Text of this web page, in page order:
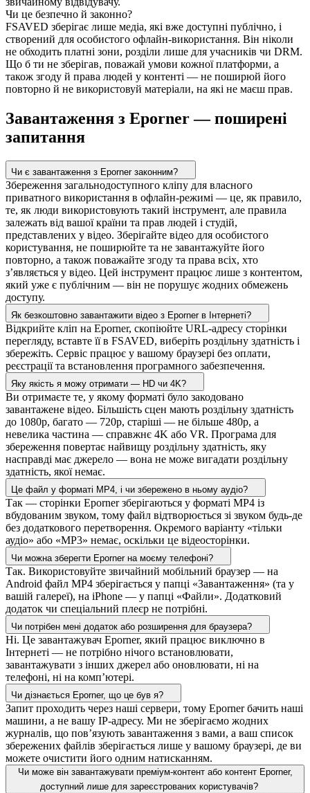
Чи це безпечно й законно?
FSAVED зберігає лише медіа, які вже доступні публічно, і
створений для особистого офлайн-використання. Він ніколи
не обходить платні зони, розділи лише для учасників чи DRM.
Що б ти не зберігав, поважай умови кожної платформи, а
також згоду й права людей у контенті — не поширюй його
повторно й не використовуй матеріали, на які не маєш прав.
Завантаження з Eporner — поширені
запитання
Чи є завантаження з Eporner законним?
Збереження загальнодоступного кліпу для власного
приватного використання в офлайн-режимі — це, як правило,
те, як люди використовують такий інструмент, але правила
залежать від вашої країни та прав людей і студій,
представлених у відео. Зберігайте відео для особистого
користування, не поширюйте та не завантажуйте його
повторно, а також поважайте згоду та права всіх, хто
з’являється у відео. Цей інструмент працює лише з контентом,
який уже є публічним — він не порушує жодних обмежень
доступу.
Як безкоштовно завантажити відео з Eporner в Інтернеті?
Відкрийте кліп на Eporner, скопіюйте URL-адресу сторінки
перегляду, вставте її в FSAVED, виберіть роздільну здатність і
збережіть. Сервіс працює у вашому браузері без оплати,
реєстрації та встановлення програмного забезпечення.
Яку якість я можу отримати — HD чи 4K?
Ви отримаєте те, у якому форматі було закодовано
завантажене відео. Більшість сцен мають роздільну здатність
до 1080p, багато — 720p, старіші — не більше 480p, а
невелика частина — справжнє 4K або VR. Програма для
збереження повертає найвищу роздільну здатність, яку
насправді має джерело — вона не може вигадати роздільну
здатність, якої немає.
Це файл у форматі MP4, і чи збережено в ньому аудіо?
Так — сторінки Eporner зберігаються у форматі MP4 із
вбудованим звуком, тому файл відтворюється зі звуком будь-де
без додаткового перетворення. Окремого варіанту «тільки
аудіо» або «MP3» немає, оскільки це відеосторінки.
Чи можна зберегти Eporner на моєму телефоні?
Так. Використовуйте звичайний мобільний браузер — на
Android файл MP4 зберігається у папці «Завантаження» (та у
вашій галереї), на iPhone — у папці «Файли». Додатковий
додаток чи спеціальний плеєр не потрібні.
Чи потрібен мені додаток або розширення для браузера?
Ні. Це завантажувач Eporner, який працює виключно в
Інтернеті — не потрібно нічого встановлювати,
завантажувати з інших джерел або оновлювати, ні на
телефоні, ні на комп’ютері.
Чи дізнається Eporner, що це був я?
Запит проходить через наші сервери, тому Eporner бачить наші
машини, а не вашу IP-адресу. Ми не зберігаємо жодних
журналів, що пов’язують завантаження з вами, а ваш список
збережених файлів зберігається лише у вашому браузері, де ви
можете очистити його одним натисканням.
Чи може він завантажувати преміум-контент або контент Eporner,
доступний лише для зареєстрованих користувачів?